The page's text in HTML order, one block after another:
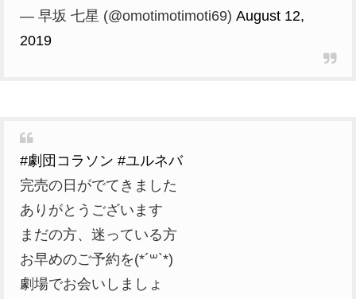
— 早坂 七星 (@omotimotimoti69) August 12,
2019
#劇団コラソン #ユルネバ
完売の日がでてきました
ありがとうございます
まだの方、迷っている方
お早めのご予約を(*´꒳`*)
劇場でお会いしましょ